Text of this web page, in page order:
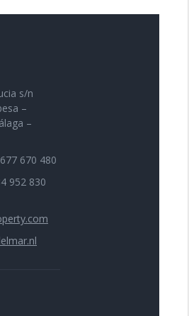
s/n
–
–
670 480
952 830